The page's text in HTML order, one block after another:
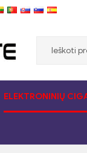
ELEKTRONINIŲ